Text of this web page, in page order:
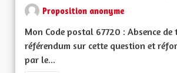
Proposition anonyme
Mon Code postal 67720 : Absence
référendum sur cette question et
par le...